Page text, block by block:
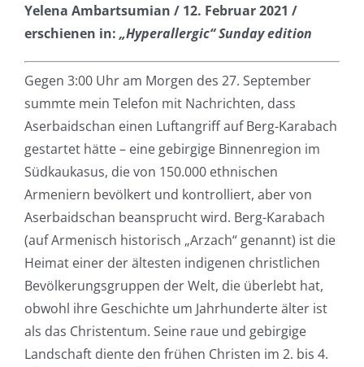
Yelena Ambartsumian / 12. Februar 2021 /
erschienen in: „Hyperallergic“ Sunday edition
Gegen 3:00 Uhr am Morgen des 27. September
summte mein Telefon mit Nachrichten, dass
Aserbaidschan einen Luftangriff auf Berg-Karabach
gestartet hätte – eine gebirgige Binnenregion im
Südkaukasus, die von 150.000 ethnischen
Armeniern bevölkert und kontrolliert, aber von
Aserbaidschan beansprucht wird. Berg-Karabach
(auf Armenisch historisch „Arzach“ genannt) ist die
Heimat einer der ältesten indigenen christlichen
Bevölkerungsgruppen der Welt, die überlebt hat,
obwohl ihre Geschichte um Jahrhunderte älter ist
als das Christentum. Seine raue und gebirgige
Landschaft diente den frühen Christen im 2. bis 4.